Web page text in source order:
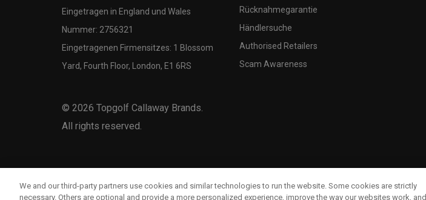
Eingetragen in England und Wales
Nummer: 2756321
Eingetragenen Firmensitzes: 1 Blossom
Yard, Fourth Floor, London, E1 6RS
© 2026 Topgolf Callaway Brands.
All rights reserved.
Rücknahmegarantie
Händlersuche
Authorised Retailers
Scam Awareness
We and our third-party partners use cookies and similar technologies to run the website. Some cookies are strictly
necessary. Others are optional and provide a more personalized experience, improve the way our websites work, and